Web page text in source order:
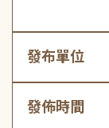
發布單位
發佈時間